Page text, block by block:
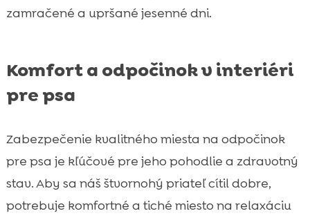
zamračené a upršané jesenné dni.
Komfort a odpočinok v interiéri
pre psa
Zabezpečenie kvalitného miesta na odpočinok
pre psa je kľúčové pre jeho pohodlie a zdravotný
stav. Aby sa náš štvornohý priateľ cítil dobre,
potrebuje komfortné a tiché miesto na relaxáciu